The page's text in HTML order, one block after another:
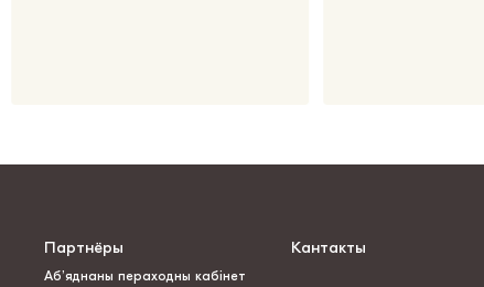
Партнёры
Аб’яднаны пераходны кабінет
Кантакты